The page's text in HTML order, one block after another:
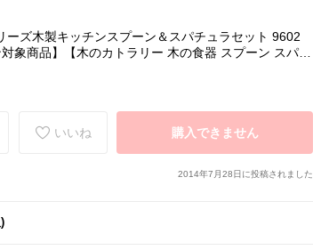
ーズ木製キッチンスプーン＆スパチュラセット 9602
象商品】【木のカトラリー 木の食器 スプーン スパチ
いいね 購入できません
2014年7月28日に投稿されました